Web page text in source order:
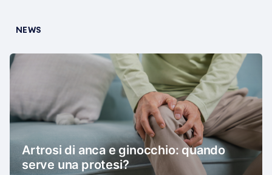
NEWS
Artrosi di anca e ginocchio: quando
serve una protesi?